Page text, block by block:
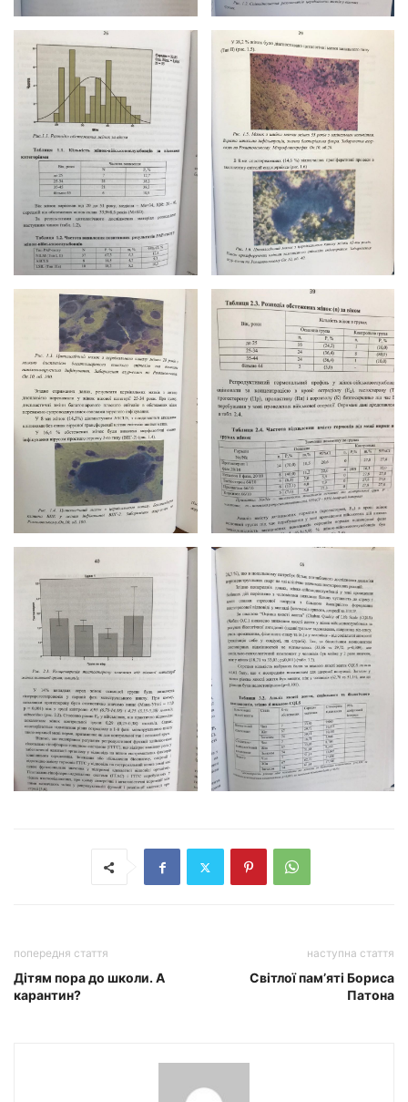
попередня стаття
Дітям пора до школи. А
карантин?
наступна стаття
Світлої пам’яті Бориса
Патона